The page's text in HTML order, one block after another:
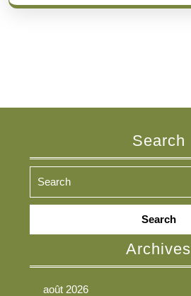
Search
Search
Archives
août 2026